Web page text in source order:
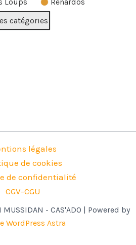
catégories
légales
de cookies
de confidentialité
CGV-CGU
- CAS'ADO | Powered by
WordPress Astra